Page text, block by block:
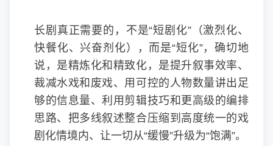
长剧真正需要的，不是“短剧化”（激烈化、
快餐化、兴奋剂化），而是“短化”，确切地
说，是精炼化和精致化，是提升叙事效率、
裁减水戏和废戏、用可控的人物数量讲出足
够的信息量、利用剪辑技巧和更高级的编排
思路、把多线叙述整合压缩到高度统一的戏
剧化情境内、让一切从“缓慢”升级为“饱满”。